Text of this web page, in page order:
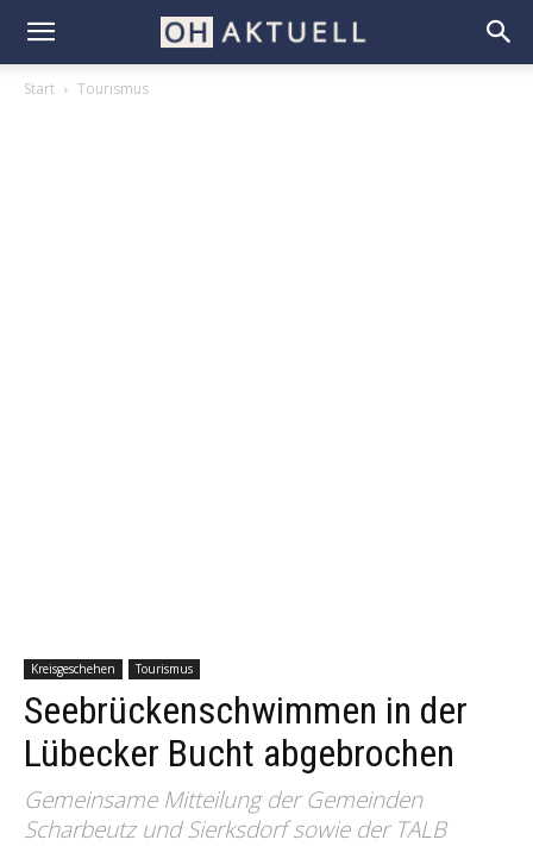
Start Tourismus
Kreisgeschehen Tourismus
Seebrückenschwimmen in der
Lübecker Bucht abgebrochen
Gemeinsame Mitteilung der Gemeinden
Scharbeutz und Sierksdorf sowie der TALB